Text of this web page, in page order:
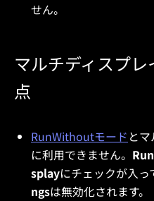
せん。
マルチディスプ
点
RunWithoutモード と
に利用できません。
splayにチェックが入っ
ngsは無効化されます。